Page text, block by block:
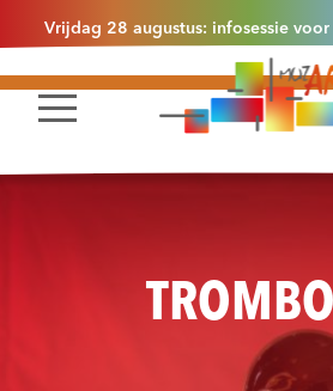
Vrijdag 28 augustus: infosessie
leerlingen 2.1 om 13u30